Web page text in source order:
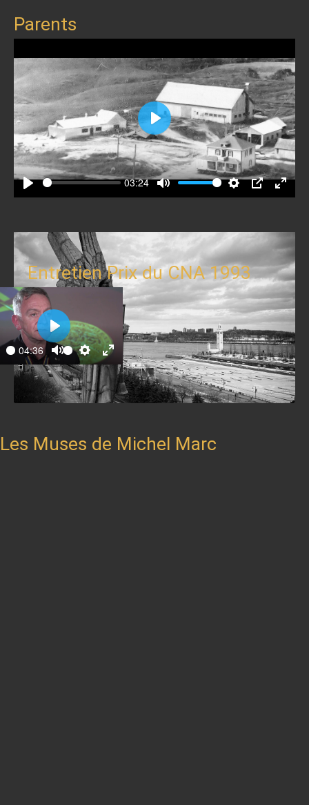
Parents
Play
03:24
Mute SettingsPIP
Enter
Play
Entretien Prix du CNA 1993
04:36
Mute SettingsEnter
fullscreen
Play
Les Muses de Michel Marc